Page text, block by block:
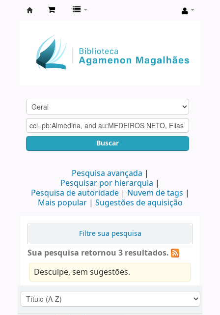
Agamenon
Magalhães
Buscar
Pesquisa avançada
Pesquisar por hierarquia
Pesquisa de autoridade
Nuvem de tags
Mais popular
Sugestões de aquisição
Filtre sua pesquisa
Sua pesquisa retornou 3 resultados.
Desculpe, sem sugestões.